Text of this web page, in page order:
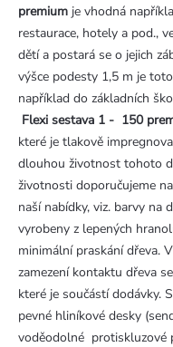
premium je vhodná
restaurace, hotely a pod.,
dětí a postará se o jejich
výšce podesty 1,5 m je
například do základních
Flexi sestava 1 - 150
které je tlakově
dlouhou životnost tohoto
životnosti doporučujeme
naší nabídky, viz. barvy na
vyrobeny z lepených
minimální praskání dřeva.
zamezení kontaktu dřeva
které je součástí dodávky.
pevné hliníkové desky
voděodolné protiskluzové